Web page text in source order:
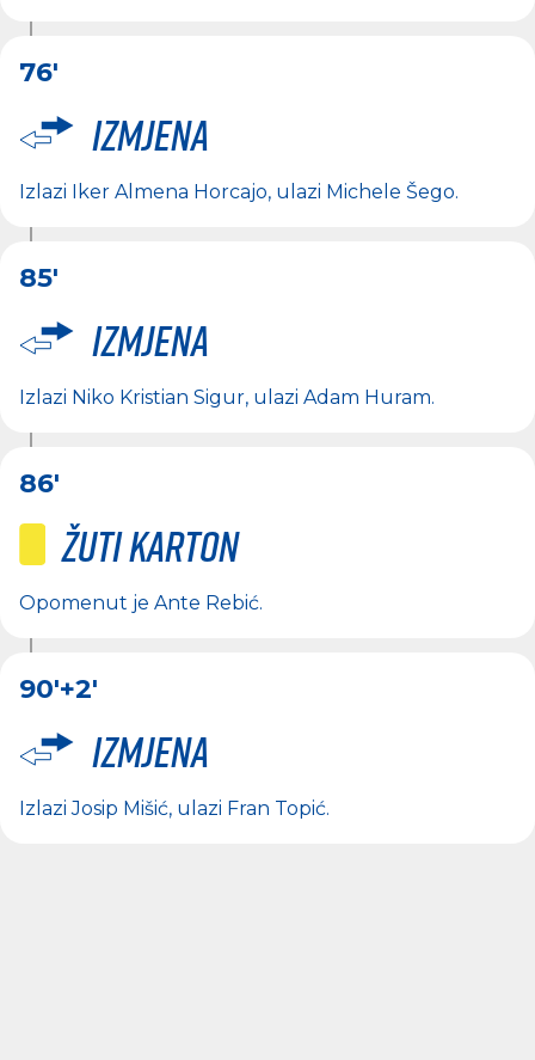
76'
Izmjena
Izlazi Iker Almena Horcajo, ulazi Michele Šego.
85'
Izmjena
Izlazi Niko Kristian Sigur, ulazi Adam Huram.
86'
Žuti karton
Opomenut je Ante Rebić.
90'+2'
Izmjena
IzlaziJosip Mišić, ulazi Fran Topić.